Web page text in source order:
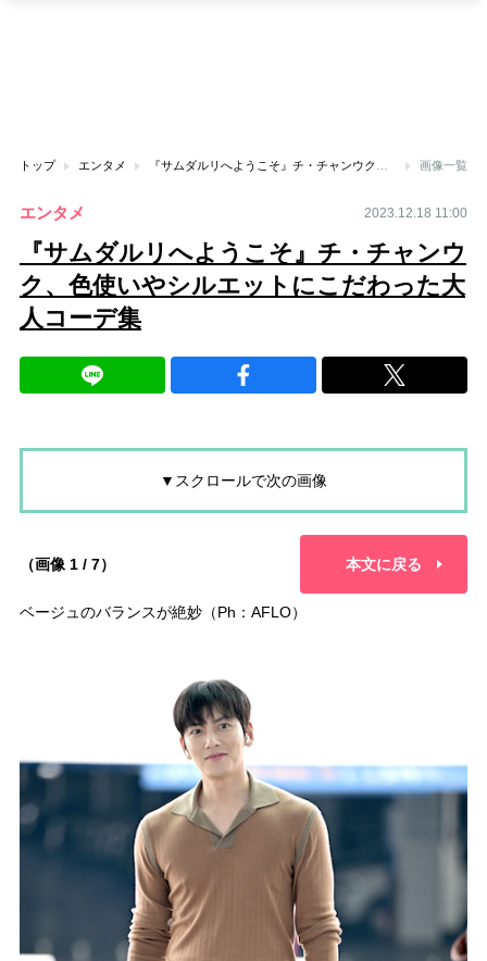
トップ エンタメ 画像一覧
エンタメ 2023.12.18 11:00
『サムダルリへようこそ』チ・チャンウ
ク、色使いやシルエットにこだわった大
人コーデ集
▼スクロールで次の画像
（画像 1 / 7） 本文に戻る
ベージュのバランスが絶妙（Ph：AFLO）